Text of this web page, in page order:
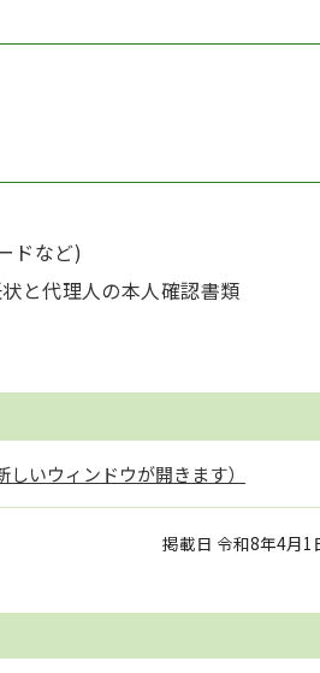
ドなど)
と代理人の本人確認書類
いウィンドウが開きます）
掲載日 令和8年4月1